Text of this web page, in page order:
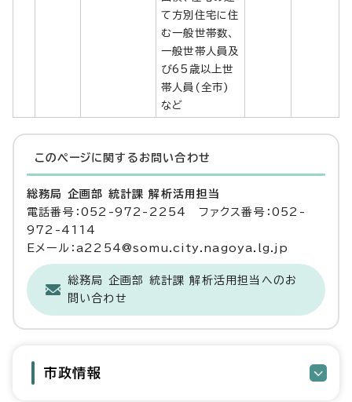
て方別住宅に住
む一般世帯数、
一般世帯人員及
び65歳以上世
帯人員(全市)
など
このページに関する お問い合わせ
総務局 企画部 統計課 解析活用担当
電話番号：052-972-2254 ファクス番号：052-
972-4114
Eメール：a2254@somu.city.nagoya.lg.jp
総務局 企画部 統計課 解析活用担当へのお
問い合わせ
市政情報